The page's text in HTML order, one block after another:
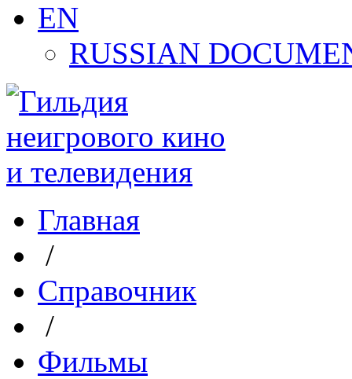
EN
RUSSIAN
Главная
/
Справочник
/
Фильмы